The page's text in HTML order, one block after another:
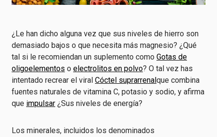
¿Le han dicho alguna vez que sus niveles de hierro son
demasiado bajos o que necesita más magnesio? ¿Qué
tal si le recomiendan un suplemento como Gotas de
oligoelementos o electrolitos en polvo? O tal vez has
intentado recrear el viral Cóctel suprarrenalque combina
fuentes naturales de vitamina C, potasio y sodio, y afirma
que impulsar ¿Sus niveles de energía?
Los minerales, incluidos los denominados